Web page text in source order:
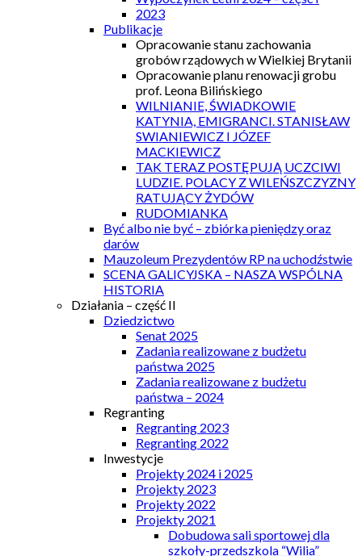
2023
Publikacje
Opracowanie stanu zachowania
grobów rządowych w Wielkiej Brytanii
Opracowanie planu renowacji grobu
prof. Leona Bilińskiego
WILNIANIE, ŚWIADKOWIE
KATYNIA, EMIGRANCI. STANISŁAW
SWIANIEWICZ I JÓZEF
MACKIEWICZ
TAK TERAZ POSTĘPUJĄ UCZCIWI
LUDZIE. POLACY Z WILEŃSZCZYZNY
RATUJĄCY ŻYDÓW
RUDOMIANKA
Być albo nie być – zbiórka pieniędzy oraz
darów
Mauzoleum Prezydentów RP na uchodźstwie
SCENA GALICYJSKA – NASZA WSPÓLNA
HISTORIA
Działania – część II
Dziedzictwo
Senat 2025
Zadania realizowane z budżetu
państwa 2025
Zadania realizowane z budżetu
państwa – 2024
Regranting
Regranting 2023
Regranting 2022
Inwestycje
Projekty 2024 i 2025
Projekty 2023
Projekty 2022
Projekty 2021
Dobudowa sali sportowej dla
szkoły-przedszkola “Wilia”